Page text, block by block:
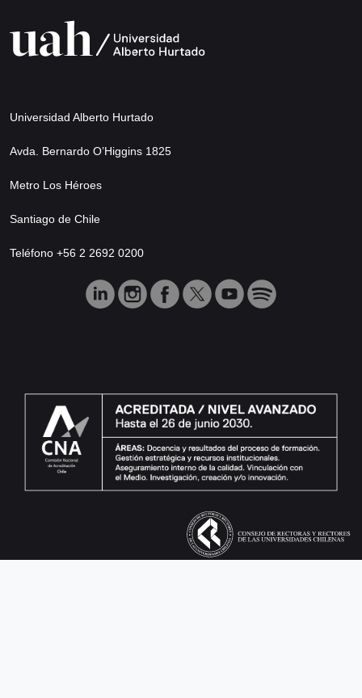
Universidad Alberto Hurtado
Avda. Bernardo O’Higgins 1825
Metro Los Héroes
Santiago de Chile
Teléfono +56 2 2692 0200